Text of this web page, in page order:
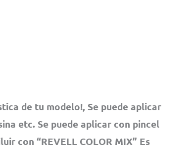
de tu modelo!, Se puede aplicar
etc. Se puede aplicar con pincel
con “REVELL COLOR MIX” Es